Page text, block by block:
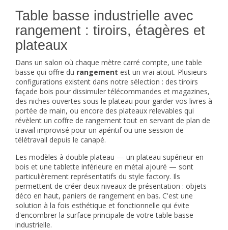
Table basse industrielle avec
rangement : tiroirs, étagères et
plateaux
Dans un salon où chaque mètre carré compte, une table
basse qui offre du rangement est un vrai atout. Plusieurs
configurations existent dans notre sélection : des tiroirs
façade bois pour dissimuler télécommandes et magazines,
des niches ouvertes sous le plateau pour garder vos livres à
portée de main, ou encore des plateaux relevables qui
révèlent un coffre de rangement tout en servant de plan de
travail improvisé pour un apéritif ou une session de
télétravail depuis le canapé.
Les modèles à double plateau — un plateau supérieur en
bois et une tablette inférieure en métal ajouré — sont
particulièrement représentatifs du style factory. Ils
permettent de créer deux niveaux de présentation : objets
déco en haut, paniers de rangement en bas. C'est une
solution à la fois esthétique et fonctionnelle qui évite
d'encombrer la surface principale de votre table basse
industrielle.